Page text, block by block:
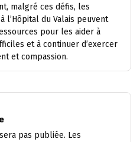
malgré ces défis, les
l’Hôpital du Valais peuvent
pour les aider à
et à continuer d’exercer
et compassion.
pas publiée. Les